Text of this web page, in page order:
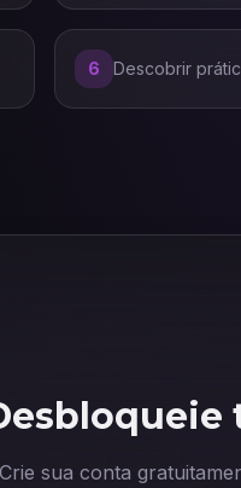
6 Descobrir
Crie sua conta